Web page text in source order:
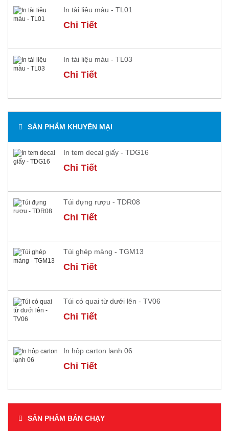
In tài liệu màu - TL01
Chi Tiết
In tài liệu màu - TL03
Chi Tiết
SẢN PHẨM KHUYÊN MẠI
In tem decal giấy - TDG16
Chi Tiết
Túi đựng rượu - TDR08
Chi Tiết
Túi ghép màng - TGM13
Chi Tiết
Túi có quai từ dưới lên - TV06
Chi Tiết
In hộp carton lạnh 06
Chi Tiết
SẢN PHẨM BÁN CHẠY